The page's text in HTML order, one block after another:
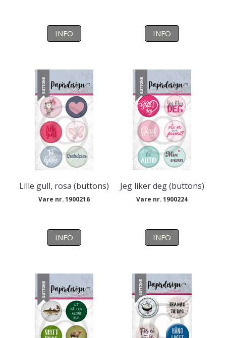
INFO INFO
Lille gull, rosa (buttons)
Vare nr. 1900216
INFO
Jeg liker deg (buttons)
Vare nr. 1900224
INFO